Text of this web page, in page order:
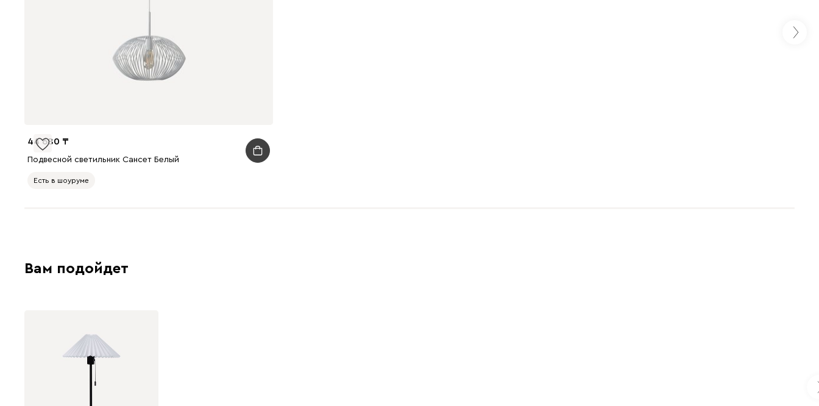
44 680
Подвесной светильник Сансет Белый
Есть в шоуруме
Вам подойдет